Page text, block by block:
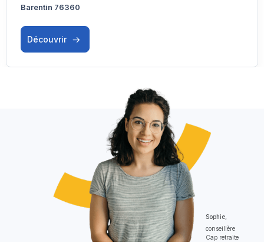
Barentin 76360
Découvrir
Sophie,
conseillère
Cap retraite